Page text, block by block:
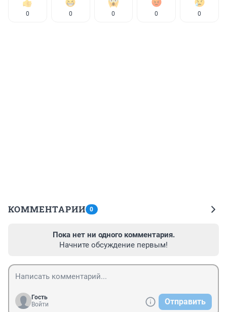
0 0 0 0 0
КОММЕНТАРИИ 0
Пока нет ни одного комментария.
Начните обсуждение первым!
Гость
Войти
Отправить